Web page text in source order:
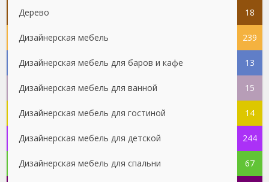
Дерево 18
Дизайнерская мебель 239
Дизайнерская мебель для баров и кафе 13
Дизайнерская мебель для ванной 15
Дизайнерская мебель для гостиной 14
Дизайнерская мебель для детской 244
Дизайнерская мебель для спальни 67